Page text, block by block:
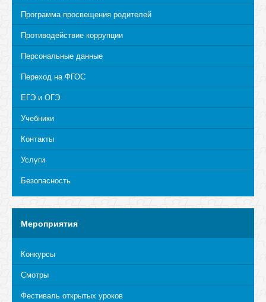
Программа просвещения родителей
Противодействие коррупции
Персональные данные
Переход на ФГОС
ЕГЭ и ОГЭ
Учебники
Контакты
Услуги
Безопасность
Мероприятия
Конкурсы
Смотры
Фестиваль открытых уроков